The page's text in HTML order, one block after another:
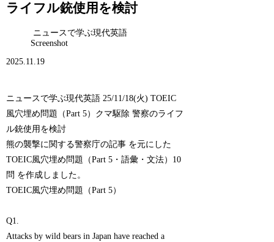
ライフル銃使用を検討
ニュースで学ぶ現代英語
Screenshot
2025.11.19
ニュースで学ぶ現代英語 25/11/18(火) TOEIC
風穴埋め問題（Part 5）クマ駆除 警察のライフ
ル銃使用を検討
熊の襲撃に関する警察庁の記事 を元にした
TOEIC風穴埋め問題（Part 5・語彙・文法）10
問 を作成しました。
TOEIC風穴埋め問題（Part 5）
Q1.
Attacks by wild bears in Japan have reached a